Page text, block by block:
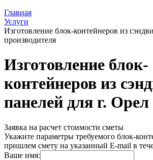
Главная
Услуги
Изготовление блок-контейнеров из
производителя
Изготовление блок-
контейнеров из
панелей для г. Орел
Заявка на расчет стоимости сметы
Укажите параметры требуемого блок-
пришлем смету на указанный E-mail в
Ваше имя: